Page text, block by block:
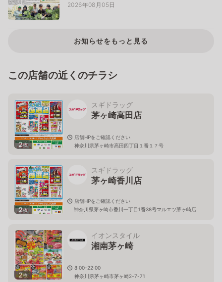
2026年08月05日
お知らせをもっと見る
この店舗の近くのチラシ
2枚
スギドラッグ
茅ヶ崎高田店
店舗HPをご確認ください
神奈川県茅ヶ崎市高田四丁目１番１７号
2枚
スギドラッグ
茅ヶ崎香川店
店舗HPをご確認ください
神奈川県茅ヶ崎市香川一丁目1番38号マルエツ茅ヶ崎店
１階
2枚
イオンスタイル
湘南茅ヶ崎
8:00-22:00
神奈川県茅ヶ崎市茅ヶ崎2-7-71